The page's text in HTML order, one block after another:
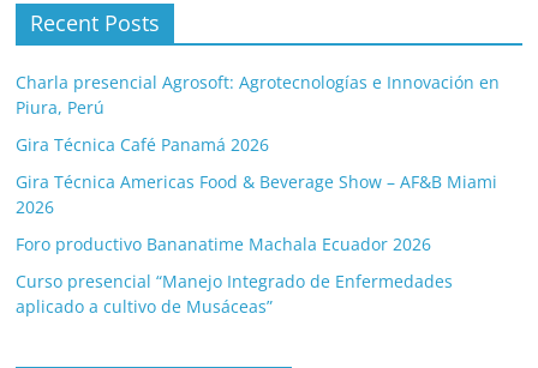
Recent Posts
Charla presencial Agrosoft: Agrotecnologías e Innovación en
Piura, Perú
Gira Técnica Café Panamá 2026
Gira Técnica Americas Food & Beverage Show – AF&B Miami
2026
Foro productivo Bananatime Machala Ecuador 2026
Curso presencial “Manejo Integrado de Enfermedades
aplicado a cultivo de Musáceas”